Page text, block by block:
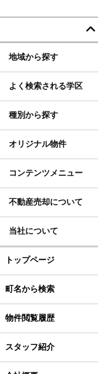
地域から探す
よく検索される学区
種別から探す
オリジナル物件
コンテンツメニュー
不動産売却について
当社について
トップページ
町名から検索
物件閲覧履歴
スタッフ紹介